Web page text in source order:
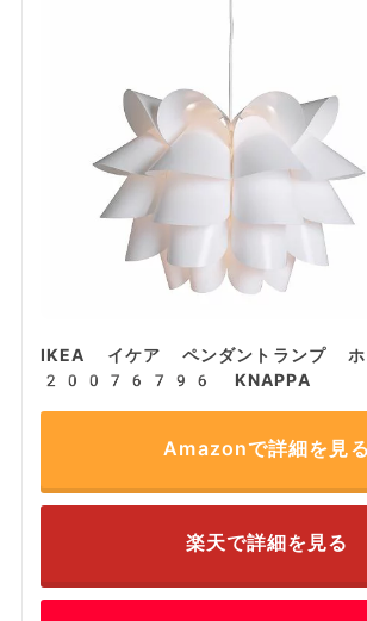
IKEA イケア ペンダントランプ
20076796 KNAPPA
Amazonで詳細を見る
楽天で詳細を見る